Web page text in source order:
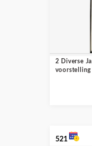
2 Diverse
voorstelling
521